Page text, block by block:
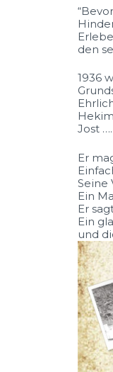
den
1936
Jost ….
Er
Seine
Ein
Er
Ein
und